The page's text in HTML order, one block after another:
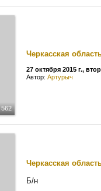
562
Черкасская
27 октября 2015 г.,
Автор: Артурыч
Черкасская
Б/н